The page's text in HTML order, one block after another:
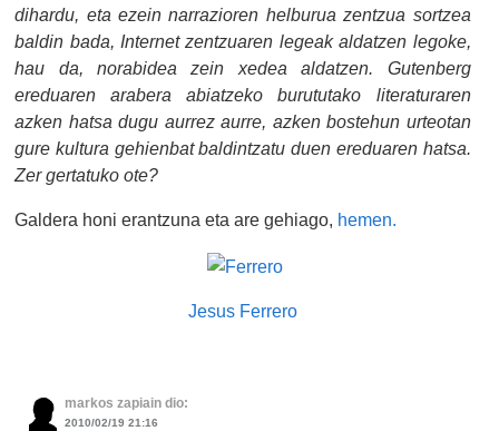
dihardu, eta ezein narrazioren helburua zentzua sortzea
baldin bada, Internet zentzuaren legeak aldatzen legoke,
hau da, norabidea zein xedea aldatzen. Gutenberg
ereduaren arabera abiatzeko burututako literaturaren
azken hatsa dugu aurrez aurre, azken bostehun urteotan
gure kultura gehienbat baldintzatu duen ereduaren hatsa.
Zer gertatuko ote?
Galdera honi erantzuna eta are gehiago, hemen.
Jesus Ferrero
markos zapiain dio:
2010/02/19 21:16